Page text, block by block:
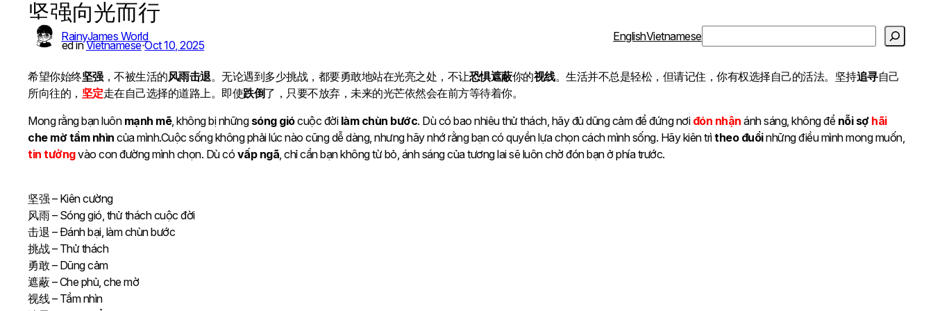
RainyJames World EnglishVietnameseS
e
r
坚强向光而行
Published inVietnamese•Oct 10, 2025
希望你始终坚强，不被生活的风雨击退。无论遇到多少挑战，都要勇敢地站在光亮之处，不让恐惧遮蔽你的视线。生活并不总是轻松，但请记住，你有权选择自己的活法。坚持追寻自己
所向往的， 坚定走在自己选择的道路上。即使跌倒了，只要不放弃，未来的光芒依然会在前方等待着你。
Mong rằng bạn luôn mạnh mẽ, không bị nhữngsóng giócuộc đờilàm chùn bước. Dù có bao nhiêu thử thách, hãy đủ dũng cảm để đứng nơi đón nhận ánh sáng, không để nỗi sợ hãi
che mờ tầm nhìncủa mình.Cuộc sống không phải lúc nào cũng dễ dàng, nhưng hãy nhớ rằng bạn có quyền lựa chọn cách mình sống. Hãy kiên trìtheo đuổinhững điều mình mong muốn,
tin tưởngvào con đường mình chọn. Dù có vấp ngã, chỉ cần bạn không từ bỏ, ánh sáng của tương lai sẽ luôn chờ đón bạn ở phía trước.
坚强 – Kiên cường
风雨 – Sóng gió, thử thách cuộc đời
击退 – Đánh bại, làm chùn bước
挑战 – Thử thách
勇敢 – Dũng cảm
遮蔽 – Che phủ, che mờ
视线 – Tầm nhìn